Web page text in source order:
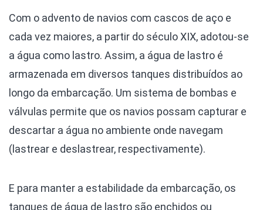
Com o advento de navios com cascos de aço e
cada vez maiores, a partir do século XIX, adotou-se
a água como lastro. Assim, a água de lastro é
armazenada em diversos tanques distribuídos ao
longo da embarcação. Um sistema de bombas e
válvulas permite que os navios possam capturar e
descartar a água no ambiente onde navegam
(lastrear e deslastrear, respectivamente).
E para manter a estabilidade da embarcação, os
tanques de água de lastro são enchidos ou